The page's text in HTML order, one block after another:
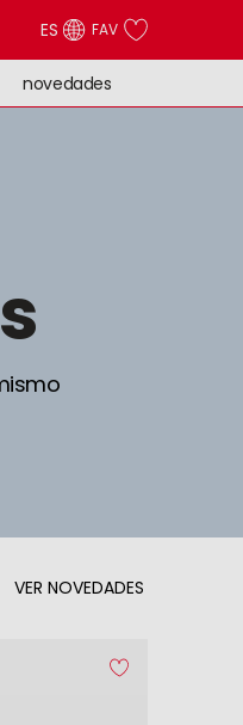
ES FAV
novedades
VER NOVEDADES